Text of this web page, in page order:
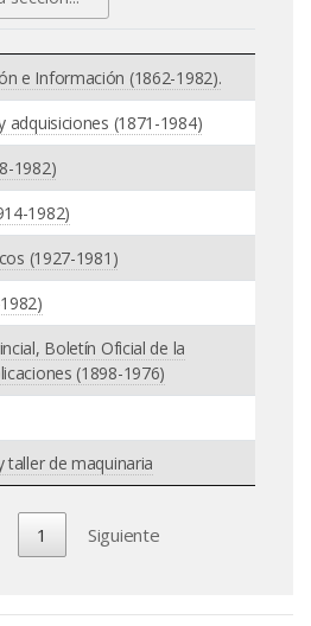
e Información (1862-1982).
adquisiciones (1871-1984)
1982)
1982)
(1927-1981)
Boletín Oficial de la
(1898-1976)
taller de maquinaria
1 Siguiente